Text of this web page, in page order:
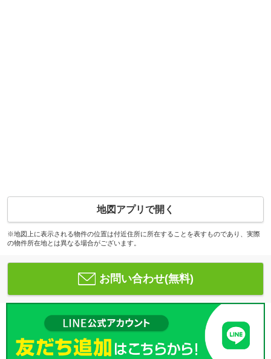
地図アプリで開く
※地図上に表示される物件の位置は付近住所に所在することを表すものであり、実際
の物件所在地とは異なる場合がございます。
お問い合わせ(無料)